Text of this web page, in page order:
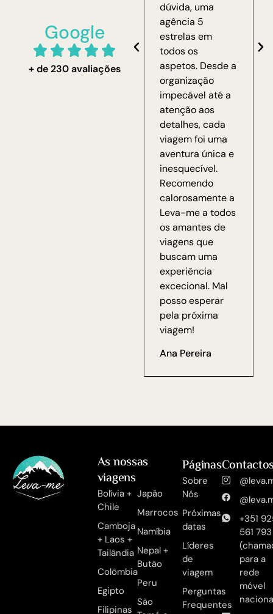
Google
+ de 230 avaliações
dúvida, uma
agência 5
estrelas em
todos os
aspetos. Desde a
organização
impecável até a
atenção aos
detalhes, cada
viagem foi uma
aventura única e
inesquecível.
Recomendo
calorosamente a
Leva-me a todos
os amantes de
viagens que
buscam uma
experiência
excecional. Mal
posso esperar
pela próxima
viagem!
Ana Pereira
As nossas
viagens
Bolívia +
Chile
Camboja
+ Laos +
Tailândia
Colômbia
Egipto
Filipinas
Japão
Marrocos
Namíbia
Nepal +
Butão
Peru
São
Páginas
Sobre
Nós
Próximas
datas
Líderes
de
viagem
Perguntas
Frequentes
+351
561 793
para a
rede
móvel